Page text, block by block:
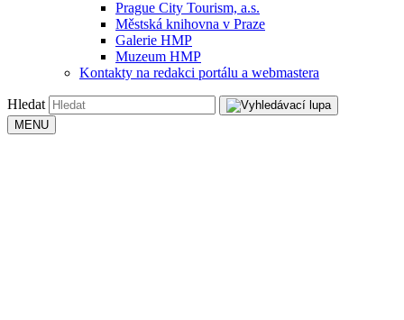
Prague City Tourism, a.s.
Městská knihovna v Praze
Galerie HMP
Muzeum HMP
Kontakty na redakci portálu a webmastera
Hledat
MENU